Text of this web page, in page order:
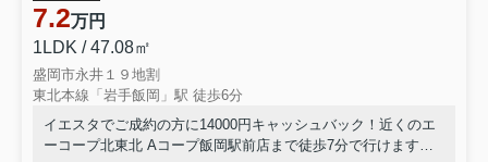
7.2万円
1LDK / 47.08㎡
盛岡市永井１９地割
東北本線「岩手飯岡」駅 徒歩6分
イエスタでご成約の方に14000円キャッシュバック！近くのエ
ーコープ北東北 Aコープ飯岡駅前店まで徒歩7分で行けます！